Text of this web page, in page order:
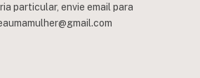
particular, envie email para